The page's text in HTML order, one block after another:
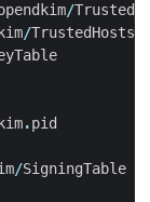
/
/TrustedHosts
.pid
/SigningTable